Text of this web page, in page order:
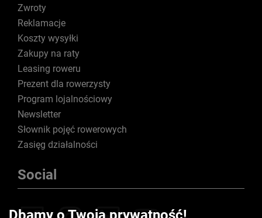
Zwroty
Reklamacje
Koszty wysyłki
Zakupy na raty
Leasing roweru
Prezent dla rowerzysty
Program lojalnościowy
Newsletter
Słownik pojęć rowerowych
Zasięg działalności
Social